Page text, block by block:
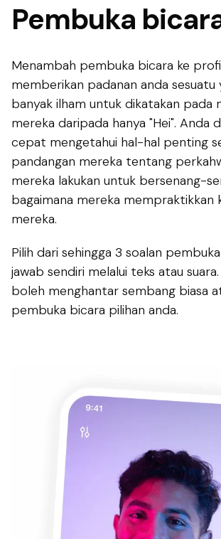
Pembuka
Menambah pembuka bicara ke
memberikan padanan anda sesuatu
banyak ilham untuk dikatakan pada
mereka daripada hanya "Hei". Anda
cepat mengetahui hal-hal penting
pandangan mereka tentang
mereka lakukan untuk bersenang-
bagaimana mereka mempraktikkan
mereka.
Pilih dari sehingga 3 soalan
jawab sendiri melalui teks atau
boleh menghantar sembang biasa
pembuka bicara pilihan anda.